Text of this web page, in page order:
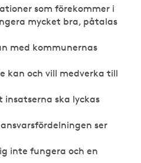
som förekommer i
mycket bra, påtalas
med kommunernas
kan och vill medverka till
ska lyckas
ser
inte fungera och en